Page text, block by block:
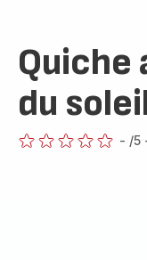
Quiche
du
- /5